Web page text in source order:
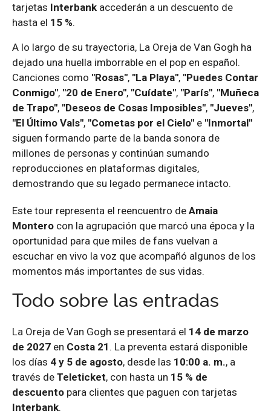
tarjetas Interbank accederán a un descuento de
hasta el 15 %.
A lo largo de su trayectoria, La Oreja de Van Gogh ha
dejado una huella imborrable en el pop en español.
Canciones como "Rosas", "La Playa", "Puedes Contar
Conmigo", "20 de Enero", "Cuídate", "París", "Muñeca
de Trapo", "Deseos de Cosas Imposibles", "Jueves",
"El Último Vals", "Cometas por el Cielo" e "Inmortal"
siguen formando parte de la banda sonora de
millones de personas y continúan sumando
reproducciones en plataformas digitales,
demostrando que su legado permanece intacto.
Este tour representa el reencuentro de Amaia
Montero con la agrupación que marcó una época y la
oportunidad para que miles de fans vuelvan a
escuchar en vivo la voz que acompañó algunos de los
momentos más importantes de sus vidas.
Todo sobre las entradas
La Oreja de Van Gogh se presentará el 14 de marzo
de 2027 en Costa 21 . La preventa estará disponible
los días 4 y 5 de agosto, desde las 10:00 a. m., a
través de Teleticket, con hasta un 15 % de
descuento para clientes que paguen con tarjetas
Interbank.